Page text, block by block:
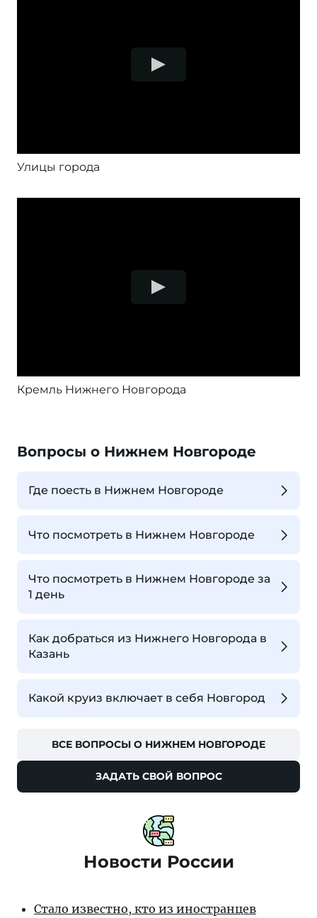
Улицы города
Кремль Нижнего Новгорода
Вопросы о Нижнем Новгороде
Где поесть в Нижнем Новгороде
Что посмотреть в Нижнем Новгороде
Что посмотреть в Нижнем Новгороде за
1 день
Как добраться из Нижнего Новгорода в
Казань
Какой круиз включает в себя Новгород
ВСЕ ВОПРОСЫ О НИЖНЕМ НОВГОРОДЕ
ЗАДАТЬ СВОЙ ВОПРОС
Новости России
Стало известно, кто из иностранцев